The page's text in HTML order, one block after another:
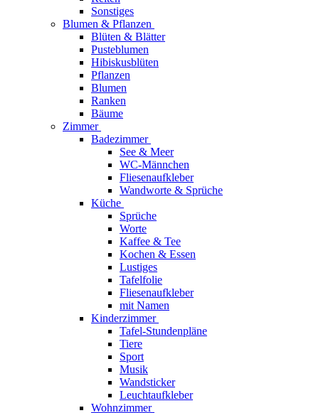
Sonstiges
Blumen & Pflanzen
Blüten & Blätter
Pusteblumen
Hibiskusblüten
Pflanzen
Blumen
Ranken
Bäume
Zimmer
Badezimmer
See & Meer
WC-Männchen
Fliesenaufkleber
Wandworte & Sprüche
Küche
Sprüche
Worte
Kaffee & Tee
Kochen & Essen
Lustiges
Tafelfolie
Fliesenaufkleber
mit Namen
Kinderzimmer
Tafel-Stundenpläne
Tiere
Sport
Musik
Wandsticker
Leuchtaufkleber
Wohnzimmer